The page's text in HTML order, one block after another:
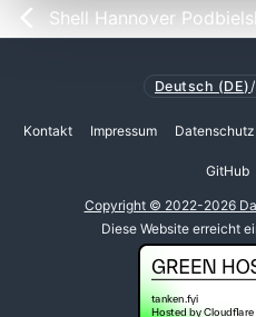
Shell Hannover
Deutsch (DE) /
Kontakt Impressum Datenschutz
GitHub
Copyright © 2022-2026
Diese Website erreicht